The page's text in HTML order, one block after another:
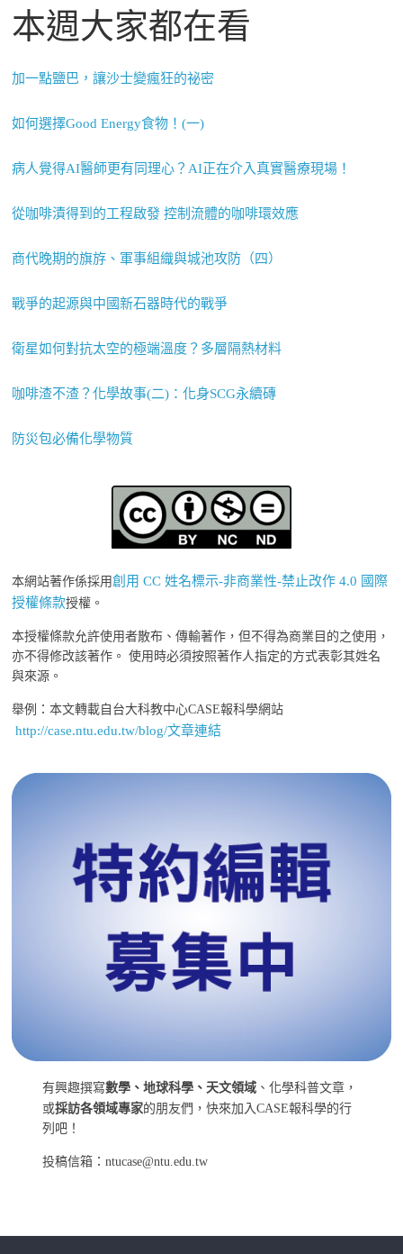
本週大家都在看
加一點鹽巴，讓沙士變瘋狂的祕密
如何選擇Good Energy食物！(一)
病人覺得AI醫師更有同理心？AI正在介入真實醫療現場！
從咖啡漬得到的工程啟發 控制流體的咖啡環效應
商代晚期的旗斿、軍事組織與城池攻防（四）
戰爭的起源與中國新石器時代的戰爭
衛星如何對抗太空的極端溫度？多層隔熱材料
咖啡渣不渣？化學故事(二)：化身SCG永續磚
防災包必備化學物質
本網站著作係採用創用 CC 姓名標示-非商業性-禁止改作 4.0 國際
授權條款授權。
本授權條款允許使用者散布、傳輸著作，但不得為商業目的之使用，
亦不得修改該著作。 使用時必須按照著作人指定的方式表彰其姓名
與來源。
舉例：本文轉載自台大科教中心CASE報科學網站
http://case.ntu.edu.tw/blog/文章連結
有興趣撰寫數學、地球科學、天文領域 、化學科普文章，
或採訪各領域專家的朋友們，快來加入CASE報科學的行
列吧！
投稿信箱：ntucase@ntu.edu.tw